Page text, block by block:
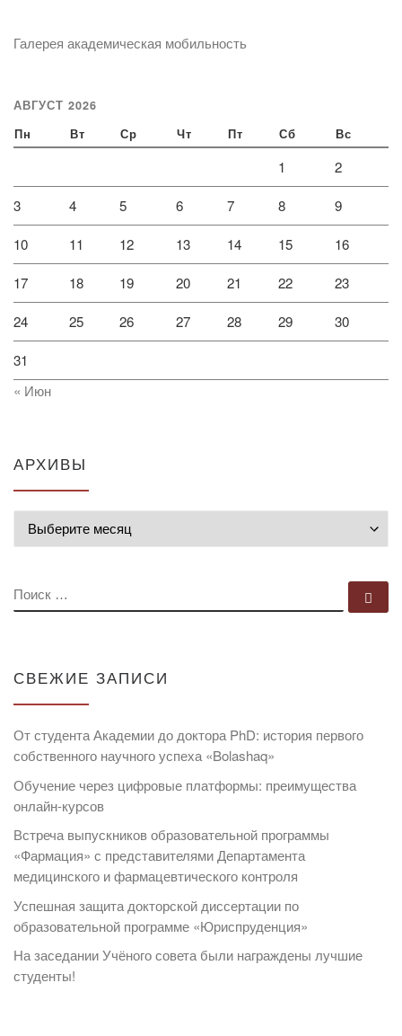
Галерея академическая мобильность
АВГУСТ 2026
Пн Вт Ср Чт Пт Сб Вс
1 2
3 4 5 6 7 8 9
10 11 12 13 14 15 16
17 18 19 20 21 22 23
24 25 26 27 28 29 30
31
« Июн
АРХИВЫ
ПОИСК
СВЕЖИЕ ЗАПИСИ
От студента Академии до доктора PhD: история первого
собственного научного успеха «Bolashaq»
Обучение через цифровые платформы: преимущества
онлайн-курсов
Встреча выпускников образовательной программы
«Фармация» с представителями Департамента
медицинского и фармацевтического контроля
Успешная защита докторской диссертации по
образовательной программе «Юриспруденция»
На заседании Учёного совета были награждены лучшие
студенты!